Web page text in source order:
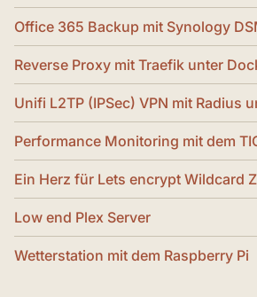
Office 365 Backup mit Synology
Reverse Proxy mit Traefik unter
Unifi L2TP (IPSec) VPN mit Radius
Performance Monitoring mit dem
Ein Herz für Lets encrypt Wildcard
Low end Plex Server
Wetterstation mit dem Raspberry Pi